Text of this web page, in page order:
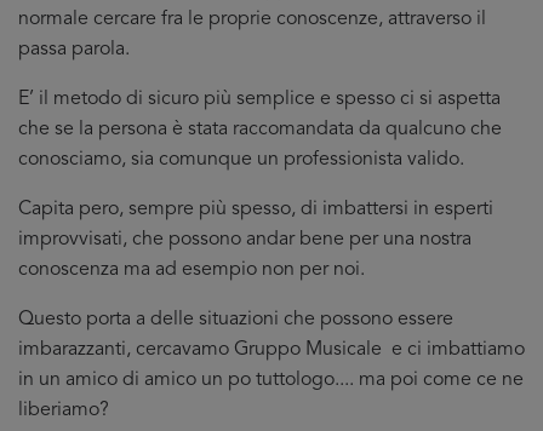
normale cercare fra le proprie conoscenze, attraverso il
passa parola.
E’ il metodo di sicuro più semplice e spesso ci si aspetta
che se la persona è stata raccomandata da qualcuno che
conosciamo, sia comunque un professionista valido.
Capita pero, sempre più spesso, di imbattersi in esperti
improvvisati, che possono andar bene per una nostra
conoscenza ma ad esempio non per noi.
Questo porta a delle situazioni che possono essere
imbarazzanti, cercavamo Gruppo Musicale e ci imbattiamo
in un amico di amico un po tuttologo.... ma poi come ce ne
liberiamo?